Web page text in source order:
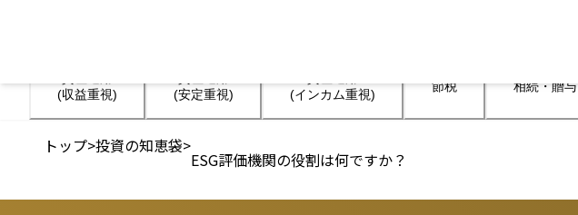
(収益重視)
(安定重視)
(インカム重視)
節税 相続・贈与
トップ>投資の知恵袋>
ESG評価機関の役割は何ですか？